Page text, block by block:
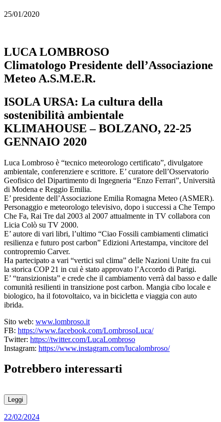
25/01/2020
LUCA LOMBROSO
Climatologo Presidente dell’Associazione
Meteo A.S.M.E.R.
ISOLA URSA: La cultura della
sostenibilità ambientale
KLIMAHOUSE – BOLZANO, 22-25
GENNAIO 2020
Luca Lombroso è “tecnico meteorologo certificato”, divulgatore
ambientale, conferenziere e scrittore. E’ curatore dell’Osservatorio
Geofisico del Dipartimento di Ingegneria “Enzo Ferrari”, Università
di Modena e Reggio Emilia.
E’ presidente dell’Associazione Emilia Romagna Meteo (ASMER).
Personaggio e meteorologo televisivo, dopo i successi a Che Tempo
Che Fa, Rai Tre dal 2003 al 2007 attualmente in TV collabora con
Licia Colò su TV 2000.
E’ autore di vari libri, l’ultimo “Ciao Fossili cambiamenti climatici
resilienza e futuro post carbon” Edizioni Artestampa, vincitore del
contropremio Carver.
Ha partecipato a vari “vertici sul clima” delle Nazioni Unite fra cui
la storica COP 21 in cui è stato approvato l’Accordo di Parigi.
E’ “transizionista” e crede che il cambiamento verrà dal basso e dalle
comunità resilienti in transizione post carbon. Mangia cibo locale e
biologico, ha il fotovoltaico, va in bicicletta e viaggia con auto
ibrida.
Sito web: www.lombroso.it
FB: https://www.facebook.com/LombrosoLuca/
Twitter: https://twitter.com/LucaLombroso
Instagram: https://www.instagram.com/lucalombroso/
Potrebbero interessarti
Leggi
22/02/2024